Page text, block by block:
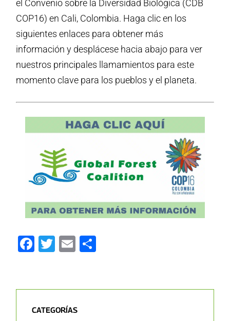
el Convenio sobre la Diversidad Biológica (CDB
COP16) en Cali, Colombia. Haga clic en los
siguientes enlaces para obtener más
información y desplácese hacia abajo para ver
nuestros principales llamamientos para este
momento clave para los pueblos y el planeta.
Facebook
Twitter
Email
CATEGORÍAS